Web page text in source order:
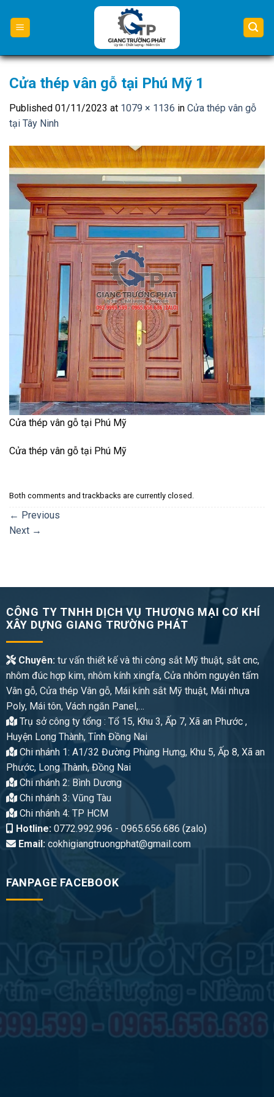
content
Cửa thép vân gỗ tại Phú Mỹ 1
Published 01/11/2023 at 1079 × 1136 in Cửa thép vân gỗ
tại Tây Ninh
Cửa thép vân gỗ tại Phú Mỹ
Cửa thép vân gỗ tại Phú Mỹ
Both comments and trackbacks are currently closed.
← Previous
Next →
CÔNG TY TNHH DỊCH VỤ THƯƠNG MẠI CƠ KHÍ
XÂY DỰNG GIANG TRƯỜNG PHÁT
Chuyên:tư vấn thiết kế và thi công sắt Mỹ thuật, sắt cnc,
nhôm đúc hợp kim, nhôm kính xingfa, Cửa nhôm nguyên tấm
Vân gỗ, Cửa thép Vân gỗ, Mái kính sắt Mỹ thuật, Mái nhựa
Poly, Mái tôn, Vách ngăn Panel,…
Trụ sở công ty tổng : Tổ 15, Khu 3, Ấp 7, Xã an Phước ,
Huyện Long Thành, Tỉnh Đồng Nai
Chi nhánh 1: A1/32 Đường Phùng Hưng, Khu 5, Ấp 8, Xã an
Phước, Long Thành, Đồng Nai
Chi nhánh 2: Bình Dương
Chi nhánh 3: Vũng Tàu
Chi nhánh 4: TP HCM
Hotline:0772.992.996 - 0965.656.686 (zalo)
Email:cokhigiangtruongphat@gmail.com
FANPAGE FACEBOOK